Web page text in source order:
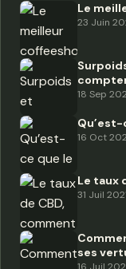
Le
23 Juin
18 Sep
Qu’est-
16 Oct
Le taux
31 Juil
ses